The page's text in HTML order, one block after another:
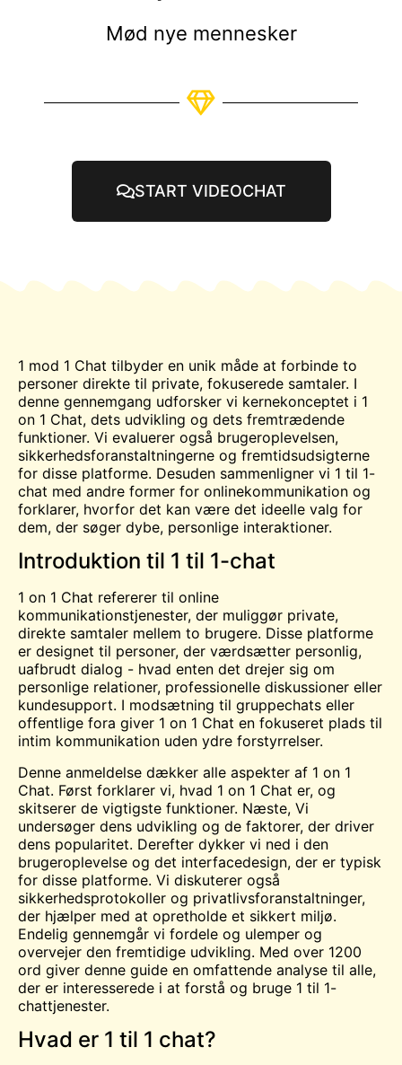
Mød nye mennesker
START VIDEOCHAT
1 mod 1 Chat tilbyder en unik måde at forbinde to
personer direkte til private, fokuserede samtaler. I
denne gennemgang udforsker vi kernekonceptet i 1
on 1 Chat, dets udvikling og dets fremtrædende
funktioner. Vi evaluerer også brugeroplevelsen,
sikkerhedsforanstaltningerne og fremtidsudsigterne
for disse platforme. Desuden sammenligner vi 1 til 1-
chat med andre former for onlinekommunikation og
forklarer, hvorfor det kan være det ideelle valg for
dem, der søger dybe, personlige interaktioner.
Introduktion til 1 til 1-chat
1 on 1 Chat refererer til online
kommunikationstjenester, der muliggør private,
direkte samtaler mellem to brugere. Disse platforme
er designet til personer, der værdsætter personlig,
uafbrudt dialog - hvad enten det drejer sig om
personlige relationer, professionelle diskussioner eller
kundesupport. I modsætning til gruppechats eller
offentlige fora giver 1 on 1 Chat en fokuseret plads til
intim kommunikation uden ydre forstyrrelser.
Denne anmeldelse dækker alle aspekter af 1 on 1
Chat. Først forklarer vi, hvad 1 on 1 Chat er, og
skitserer de vigtigste funktioner. Næste, Vi
undersøger dens udvikling og de faktorer, der driver
dens popularitet. Derefter dykker vi ned i den
brugeroplevelse og det interfacedesign, der er typisk
for disse platforme. Vi diskuterer også
sikkerhedsprotokoller og privatlivsforanstaltninger,
der hjælper med at opretholde et sikkert miljø.
Endelig gennemgår vi fordele og ulemper og
overvejer den fremtidige udvikling. Med over 1200
ord giver denne guide en omfattende analyse til alle,
der er interesserede i at forstå og bruge 1 til 1-
chattjenester.
Hvad er 1 til 1 chat?